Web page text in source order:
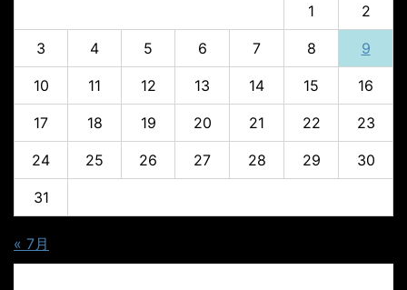
1 2
3 4 5 6 7 8 9
10 11 12 13 14 15 16
17 18 19 20 21 22 23
24 25 26 27 28 29 30
31
« 7月